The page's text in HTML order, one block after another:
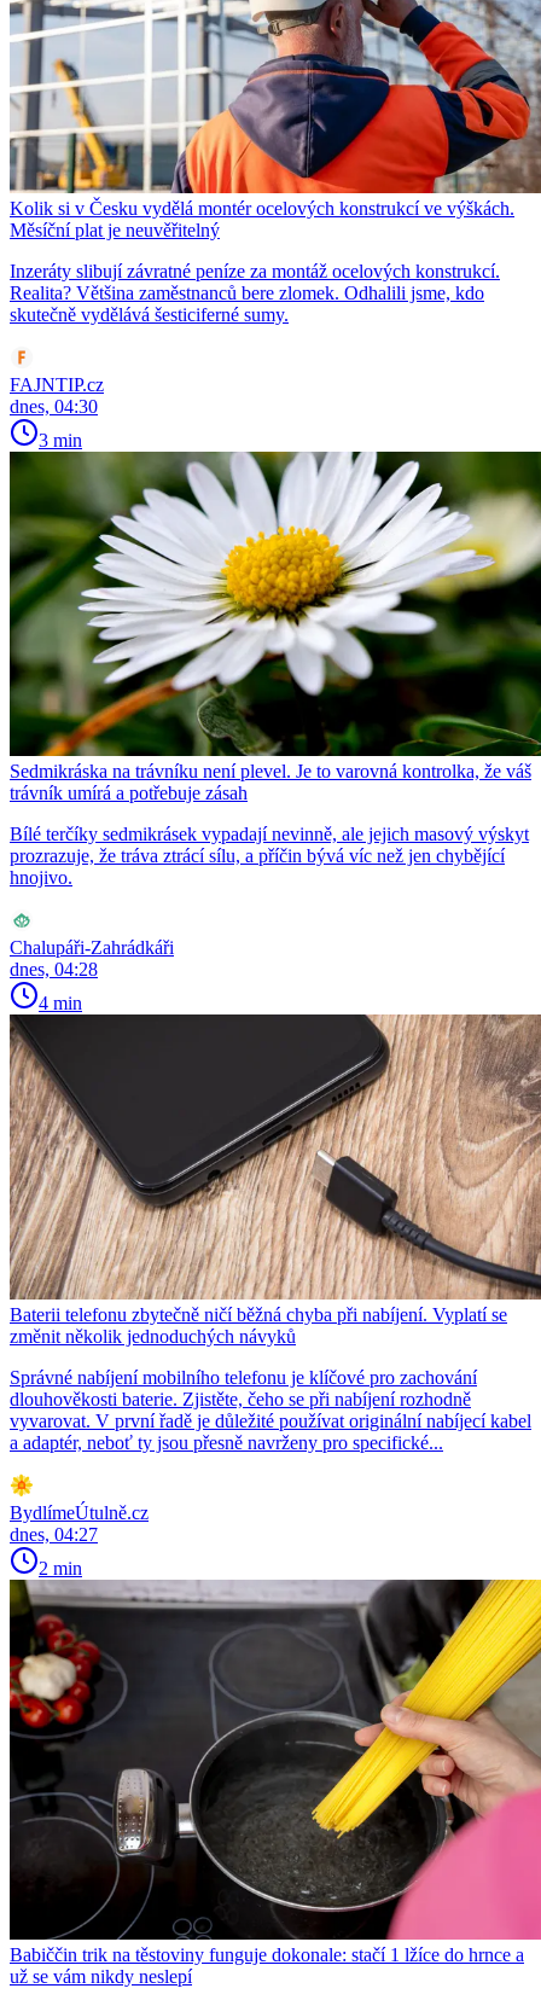
Kolik si v Česku vydělá montér ocelových konstrukcí ve výškách.
Měsíční plat je neuvěřitelný
Inzeráty slibují závratné peníze za montáž ocelových konstrukcí.
Realita? Většina zaměstnanců bere zlomek. Odhalili jsme, kdo
skutečně vydělává šesticiferné sumy.
FAJNTIP.cz
dnes, 04:30
3 min
Sedmikráska na trávníku není plevel. Je to varovná kontrolka, že váš
trávník umírá a potřebuje zásah
Bílé terčíky sedmikrásek vypadají nevinně, ale jejich masový výskyt
prozrazuje, že tráva ztrácí sílu, a příčin bývá víc než jen chybějící
hnojivo.
Chalupáři-Zahrádkáři
dnes, 04:28
4 min
Baterii telefonu zbytečně ničí běžná chyba při nabíjení. Vyplatí se
změnit několik jednoduchých návyků
Správné nabíjení mobilního telefonu je klíčové pro zachování
dlouhověkosti baterie. Zjistěte, čeho se při nabíjení rozhodně
vyvarovat. V první řadě je důležité používat originální nabíjecí kabel
a adaptér, neboť ty jsou přesně navrženy pro specifické...
BydlímeÚtulně.cz
dnes, 04:27
2 min
Babiččin trik na těstoviny funguje dokonale: stačí 1 lžíce do hrnce a
už se vám nikdy neslepí